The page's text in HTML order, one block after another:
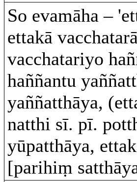
So evamāha –
ettakā
vacchatariyo
haññantu
yaññatthāya,
natthi sī. pī.
yūpatthāya,
[parihiṃ